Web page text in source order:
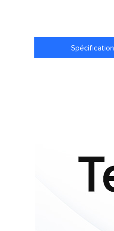
Spécification